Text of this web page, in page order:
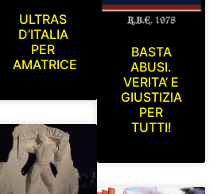
ULTRAS
D’ITALIA
PER
AMATRICE
BASTA
ABUSI.
VERITA’ E
GIUSTIZIA
PER
TUTTI!